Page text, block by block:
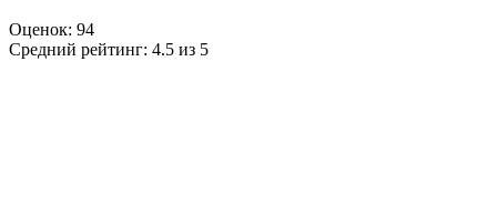
Оценок: 94
Средний рейтинг: 4.5 из 5